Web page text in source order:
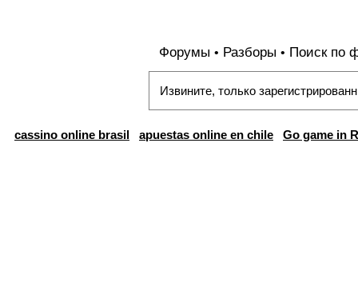
Форумы • Разборы • Поиск по
Извините, только
cassino online brasil apuestas online en chile Go game in